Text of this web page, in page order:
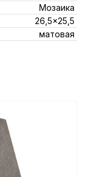
Мозаика
26,5x25,5
матовая